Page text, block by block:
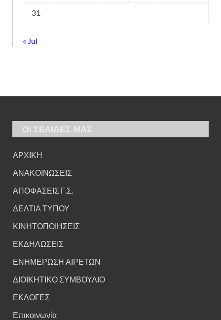
31
« Jul
ΟΙ ΣΕΛΙΔΕΣ ΜΑΣ
ΑΡΧΙΚΗ
ΑΝΑΚΟΙΝΩΣΕΙΣ
ΑΠΟΦΑΣΕΙΣ Γ.Σ.
ΔΕΛΤΙΑ ΤΥΠΟΥ
ΚΙΝΗΤΟΠΟΙΗΣΕΙΣ
ΕΚΔΗΛΩΣΕΙΣ
ΕΝΗΜΕΡΩΣΗ ΑΙΡΕΤΩΝ
ΔΙΟΙΚΗΤΙΚΟ ΣΥΜΒΟΥΛΙΟ
ΕΚΛΟΓΕΣ
Επικοινωνία